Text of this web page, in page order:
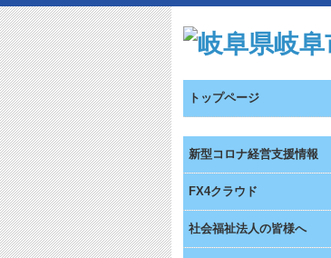
トップページ
新型コロナ経営支援情報
FX4クラウド
社会福祉法人の皆様へ